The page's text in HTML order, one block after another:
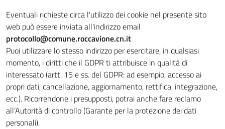
Eventuali richieste circa l'utilizzo dei cookie nel presente sito
web può essere inviata all'indirizzo email
protocollo@comune.roccavione.cn.it
Puoi utilizzare lo stesso indirizzo per esercitare, in qualsiasi
momento, i diritti che il GDPR ti attribuisce in qualità di
interessato (artt. 15 e ss. del GDPR: ad esempio, accesso ai
propri dati, cancellazione, aggiornamento, rettifica, integrazione,
ecc.). Ricorrendone i presupposti, potrai anche fare reclamo
all’Autorità di controllo (Garante per la protezione dei dati
personali).